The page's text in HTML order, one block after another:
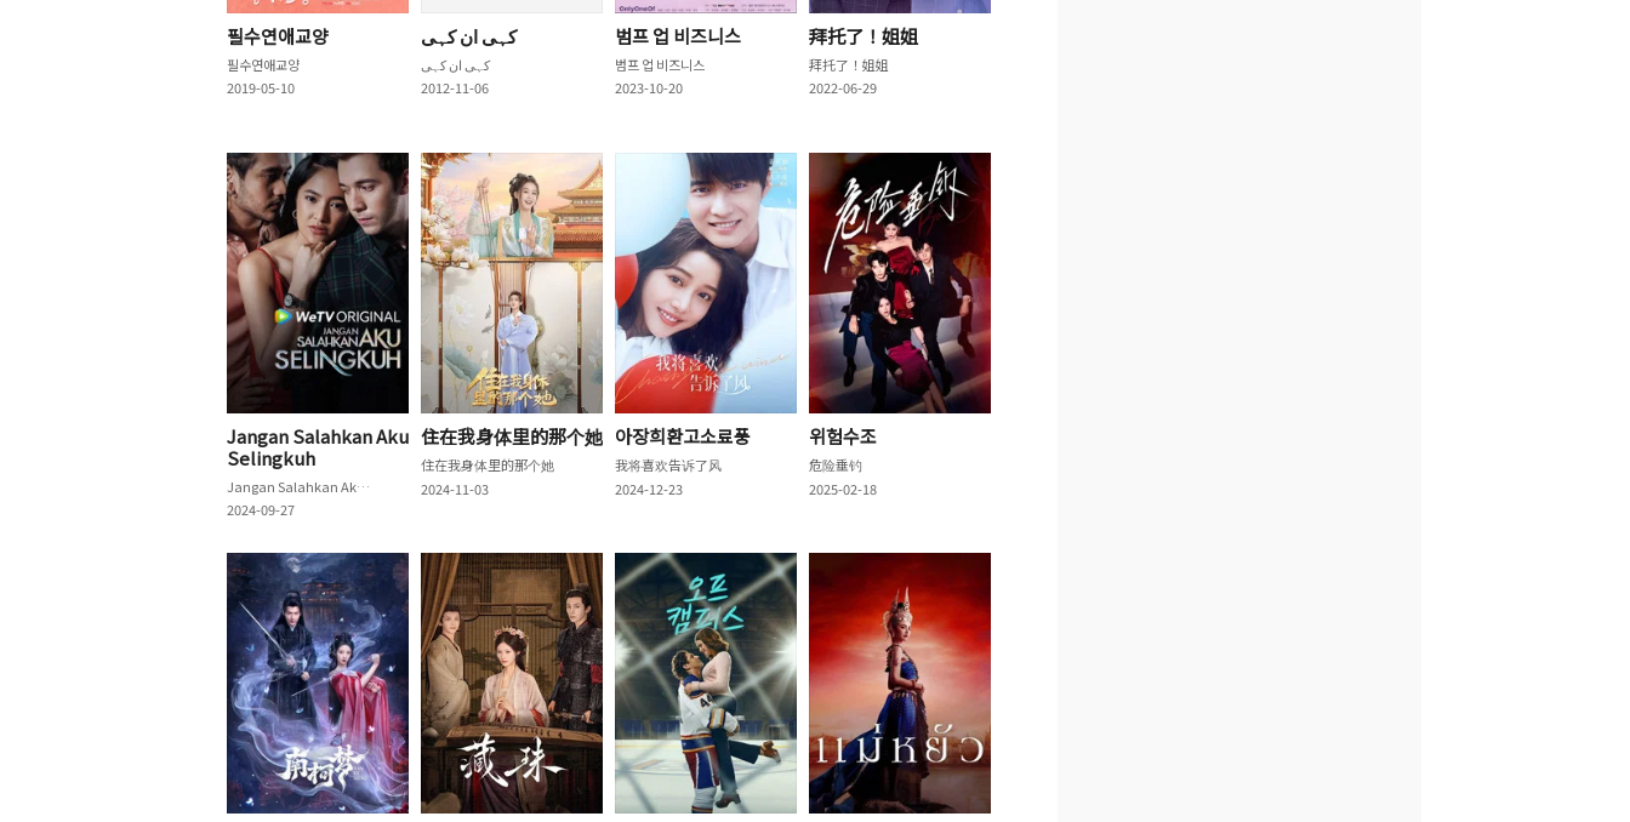
필수연애교양
필수연애교양
2019-05-10
کہی ان کہی
کہی ان کہی
2012-11-06
범프 업 비즈니스
범프 업 비즈니스
2023-10-20
拜托了！姐姐
拜托了！姐姐
2022-06-29
Jangan Salahkan Aku
Selingkuh
Jangan Salahkan Aku Selingkuh
2024-09-27
住在我身体里的那个她
住在我身体里的那个她
2024-11-03
아장희환고소료풍
我将喜欢告诉了风
2024-12-23
위험수조
危险垂钓
2025-02-18